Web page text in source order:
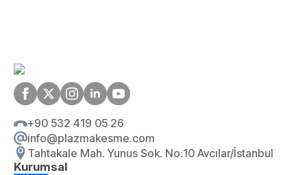
+90 532 419 05 26
info@plazmakesme.com
Tahtakale Mah. Yunus Sok. No:10 Avcılar/İstanbul
Kurumsal